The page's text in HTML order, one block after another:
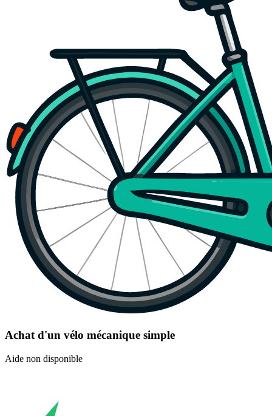
Achat d'un vélo mécanique simple
Aide non disponible